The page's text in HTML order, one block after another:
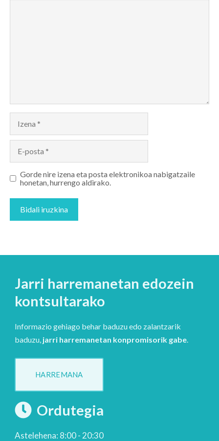
Gorde nire izena eta posta elektronikoa nabigatzaile
honetan, hurrengo aldirako.
Jarri harremanetan edozein
kontsultarako
Informazio gehiago behar baduzu edo zalantzarik
baduzu, jarri harremanetan konpromisorik gabe.
HARREMANA
Ordutegia
Astelehena: 8:00 - 20:30